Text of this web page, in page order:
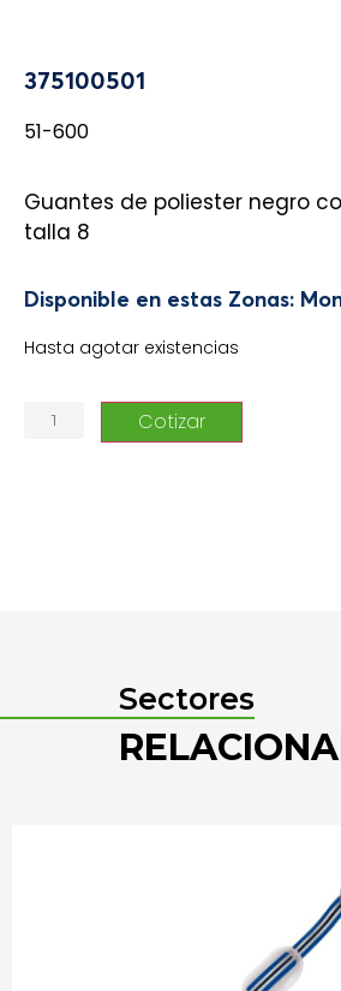
375100501
51-600
Guantes de poliester negro
talla 8
Disponible en estas Zonas:
Hasta agotar existencias
Sectores